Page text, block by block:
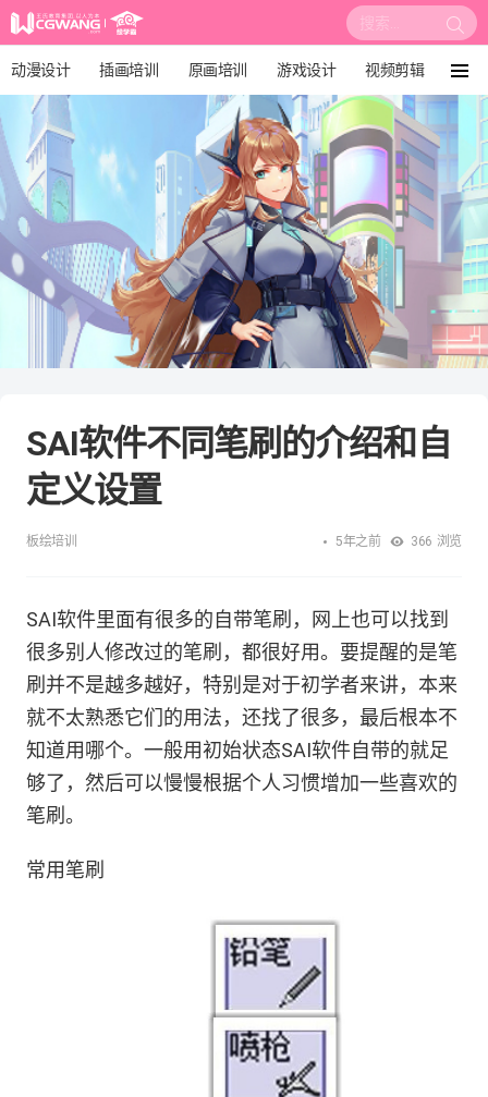
搜
索:
动漫设计 插画培训 原画培训 游戏设计 视频剪辑
影视后期 培训课程 动画设计
漫画设计 绘画教程 板绘培训
单
SAI软件不同笔刷的介绍和自
定义设置
板绘培训 5年之前 366 浏览
SAI软件里面有很多的自带笔刷，网上也可以找到
很多别人修改过的笔刷，都很好用。要提醒的是笔
刷并不是越多越好，特别是对于初学者来讲，本来
就不太熟悉它们的用法，还找了很多，最后根本不
知道用哪个。一般用初始状态SAI软件自带的就足
够了，然后可以慢慢根据个人习惯增加一些喜欢的
笔刷。
常用笔刷